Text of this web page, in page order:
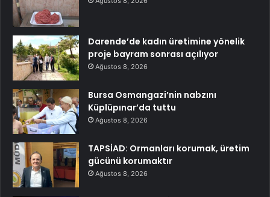
Darende’de kadın üretimine yönelik
proje bayram sonrası açılıyor
Ağustos 8, 2026
Bursa Osmangazi’nin nabzını
Küplüpınar’da tuttu
Ağustos 8, 2026
TAPSİAD: Ormanları korumak, üretim
gücünü korumaktır
Ağustos 8, 2026